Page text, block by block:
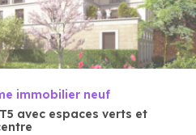
immobilier neuf
avec espaces verts et